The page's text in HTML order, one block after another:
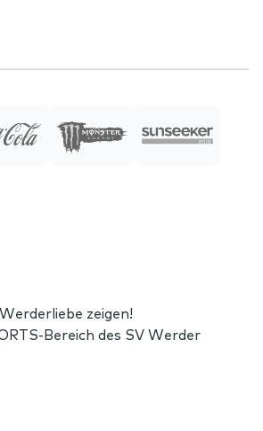
zeigen!
Bereich des SV Werder